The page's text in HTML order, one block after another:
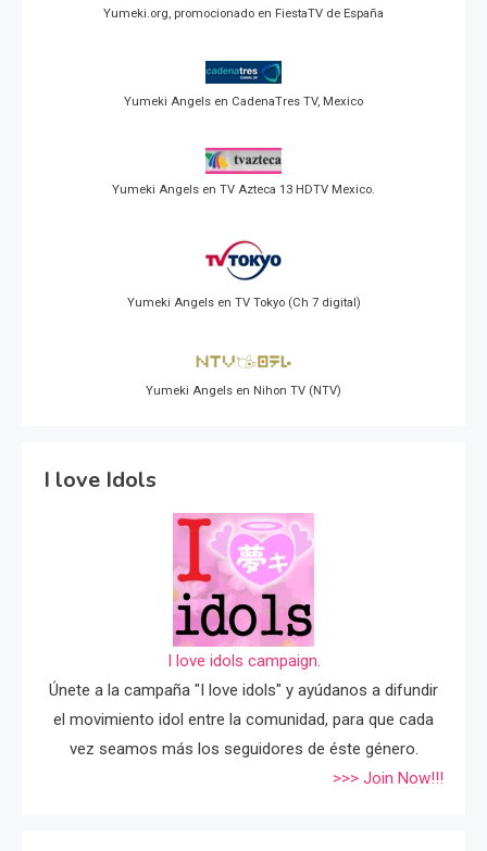
Yumeki.org, promocionado en FiestaTV de España
Yumeki Angels en CadenaTres TV, Mexico
Yumeki Angels en TV Azteca 13 HDTV Mexico.
Yumeki Angels en TV Tokyo (Ch 7 digital)
Yumeki Angels en Nihon TV (NTV)
I love Idols
I love idols campaign.
Únete a la campaña "I love idols" y ayúdanos a difundir
el movimiento idol entre la comunidad, para que cada
vez seamos más los seguidores de éste género.
>>> Join Now!!!